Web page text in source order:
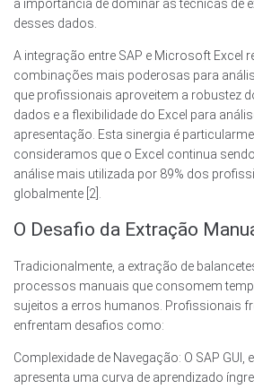
a importância de dominar as técnicas de
desses dados.
A integração entre SAP e Microsoft Excel
combinações mais poderosas para
que profissionais aproveitem a robustez
dados e a flexibilidade do Excel para
apresentação. Esta sinergia é
consideramos que o Excel continua
análise mais utilizada por 89% dos
globalmente [2].
O Desafio da Extração
Tradicionalmente, a extração de
processos manuais que consomem
sujeitos a erros humanos. Profissionais
enfrentam desafios como:
Complexidade de Navegação: O SAP
apresenta uma curva de aprendizado